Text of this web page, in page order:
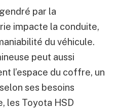
par la
impacte la conduite,
du véhicule.
peut aussi
l’espace du coffre, un
ses besoins
les Toyota HSD